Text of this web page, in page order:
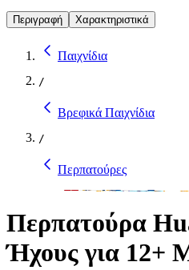
Περιγραφή Χαρακτηριστικά
Παιχνίδια
/
Βρεφικά Παιχνίδια
/
Περπατούρες
Περπατούρα
Ήχους για 12+